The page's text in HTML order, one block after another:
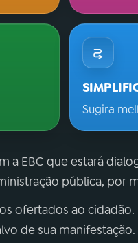
Sugira
a EBC que estará
pública, por
ofertados ao cidadão.
de sua manifestação.